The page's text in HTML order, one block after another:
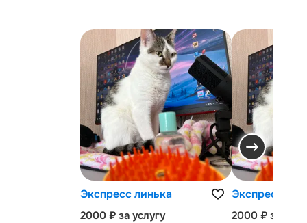
Экспресс линька
2000 ₽ за услугу
Экспресс-
2000 ₽ за